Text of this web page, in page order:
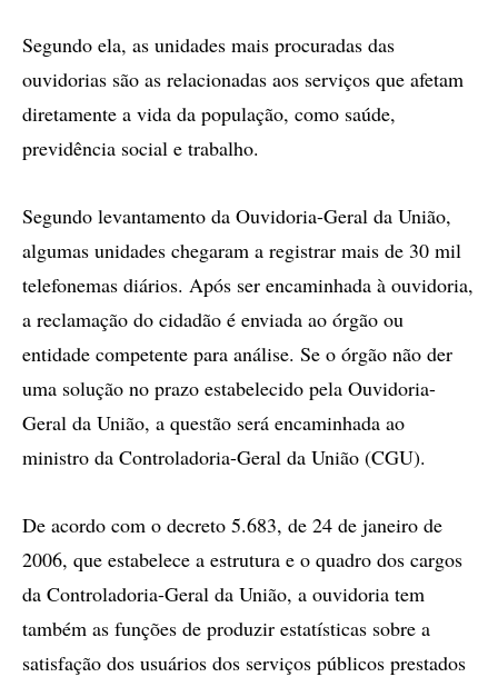
Segundo ela, as unidades mais procuradas das
ouvidorias são as relacionadas aos serviços que afetam
diretamente a vida da população, como saúde,
previdência social e trabalho.
Segundo levantamento da Ouvidoria-Geral da União,
algumas unidades chegaram a registrar mais de 30 mil
telefonemas diários. Após ser encaminhada à ouvidoria,
a reclamação do cidadão é enviada ao órgão ou
entidade competente para análise. Se o órgão não der
uma solução no prazo estabelecido pela Ouvidoria-
Geral da União, a questão será encaminhada ao
ministro da Controladoria-Geral da União (CGU).
De acordo com o decreto 5.683, de 24 de janeiro de
2006, que estabelece a estrutura e o quadro dos cargos
da Controladoria-Geral da União, a ouvidoria tem
também as funções de produzir estatísticas sobre a
satisfação dos usuários dos serviços públicos prestados